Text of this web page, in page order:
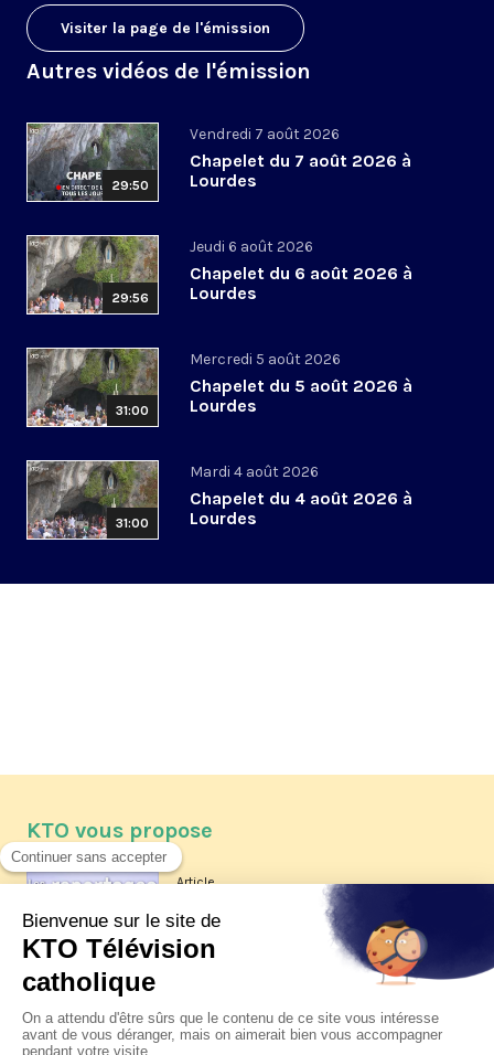
Visiter la page de l'émission
Autres vidéos de l'émission
29:50
Vendredi 7 août 2026
Chapelet du 7 août 2026 à
Lourdes
29:56
Jeudi 6 août 2026
Chapelet du 6 août 2026 à
Lourdes
31:00
Mercredi 5 août 2026
Chapelet du 5 août 2026 à
Lourdes
31:00
Mardi 4 août 2026
Chapelet du 4 août 2026 à
Lourdes
KTO vous propose
Article
Les reportages d'été 2026 de KTO
La visite pastorale du pape Léon
XIV à Assise à suivre sur KTO le
jeudi 6 août